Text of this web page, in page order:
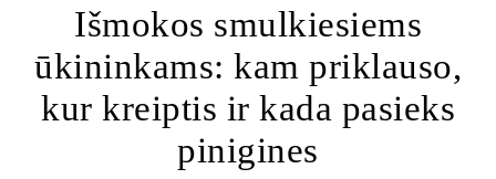
Išmokos smulkiesiems
ūkininkams: kam priklauso,
kur kreiptis ir kada pasieks
pinigines